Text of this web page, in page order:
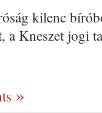
kilenc
a Kneszet jogi